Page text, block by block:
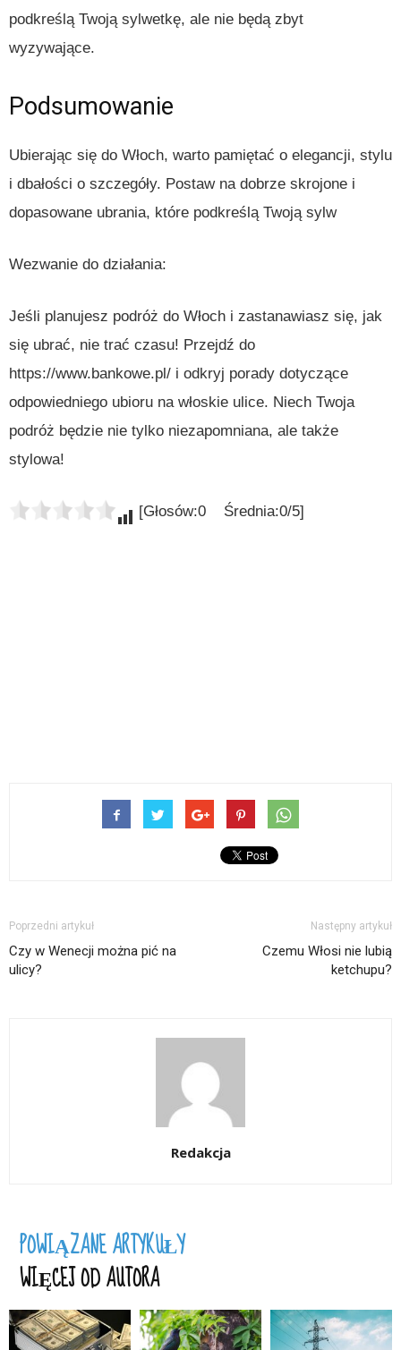
podkreślą Twoją sylwetkę, ale nie będą zbyt
wyzywające.
Podsumowanie
Ubierając się do Włoch, warto pamiętać o elegancji, stylu
i dbałości o szczegóły. Postaw na dobrze skrojone i
dopasowane ubrania, które podkreślą Twoją sylw
Wezwanie do działania:
Jeśli planujesz podróż do Włoch i zastanawiasz się, jak
się ubrać, nie trać czasu! Przejdź do
https://www.bankowe.pl/ i odkryj porady dotyczące
odpowiedniego ubioru na włoskie ulice. Niech Twoja
podróż będzie nie tylko niezapomniana, ale także
stylowa!
[Głosów:0 Średnia:0/5]
Poprzedni artykuł
Czy w Wenecji można pić na
ulicy?
Następny artykuł
Czemu Włosi nie lubią
ketchupu?
Redakcja
POWIĄZANE ARTYKUŁY
WIĘCEJ OD AUTORA